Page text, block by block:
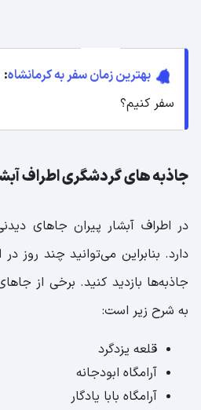
بهترین زمان سفر به کرمانشاه:
سفر کنیم؟
جاذبه های گردشگری اطراف
در اطراف آبشار پیران جاهای
دارد. بنابراین می‌توانید چند روز
جاذبه‌ها بازدید کنید. برخی از
به شرح زیر است:
قلعه یزدگرد
آرامگاه ابودجانه
آرامگاه بابا یادگار